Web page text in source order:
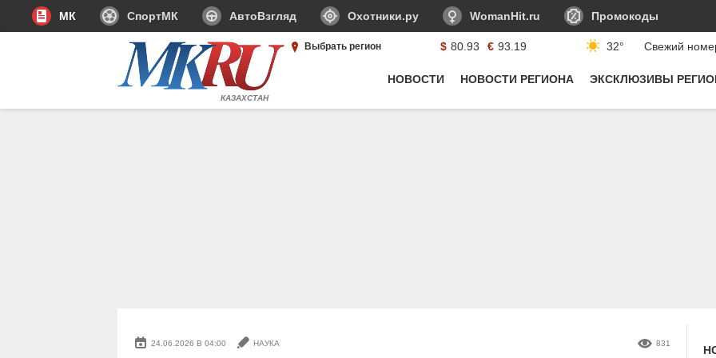
МК СпортМК АвтоВзгляд Охотники.ру WomanHit.ru Промокоды
КАЗАХСТАН
Выбрать регион Курсы валюты:
$ 80.93 € 93.19 32° Свежий
НОВОСТИ
НОВОСТИ РЕГИОНА ЭКСКЛЮЗИВЫ
24.06.2026 В 04:00 НАУКА 831